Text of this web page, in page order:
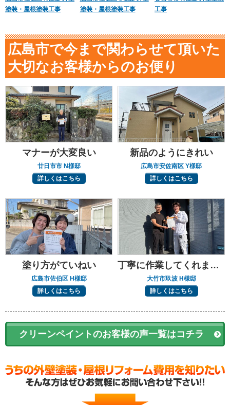
塗装・屋根塗装工事
塗装・屋根塗装工事
工事
広島市で今まで関わらせて頂いた
大切なお客様からのお便り
マナーが大変良い
廿日市市 N様邸
詳しくはこちら
新品のようにきれい
広島市安佐南区 Y様邸
詳しくはこちら
塗り方がていねい
広島市佐伯区 H様邸
詳しくはこちら
丁寧に作業してくれました
大竹市玖波 H様邸
詳しくはこちら
クリーンペイントのお客様の声一覧はコチラ